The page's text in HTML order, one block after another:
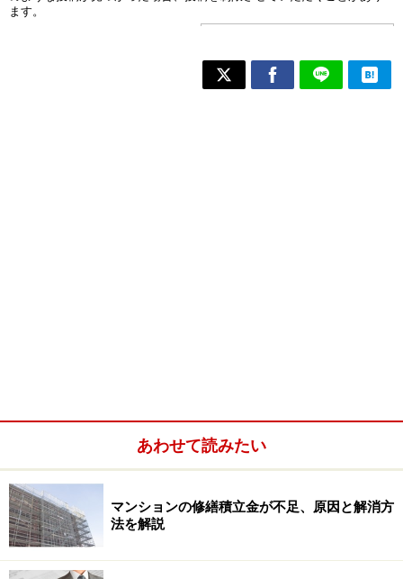
あわせて読みたい
マンションの修繕積立金が不足、原因と解消方
法を解説